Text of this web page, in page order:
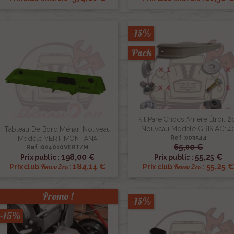
Tableau De Bord Méhari Nouveau
Modèle VERT MONTANA
Ref :004010VERT/M
Prix public : 198,00 €
Prix club Renov 2cv: 184,14 €
 Aperçu rapide
Kit Pare Chocs Arrière Étroit
Nouveau Modele GRIS
Ref :003544
65,00 €
Prix public : 55,25 €
Prix club Renov 2cv: 55,25 €
-15%
Pack
 Aperçu rapide
Promo !
-15%
-15%